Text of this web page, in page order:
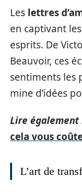
Les lettres
en captivant
esprits. De
Beauvoir, ces
sentiments les
mine d’idées
Lire également
cela vous
L’art de